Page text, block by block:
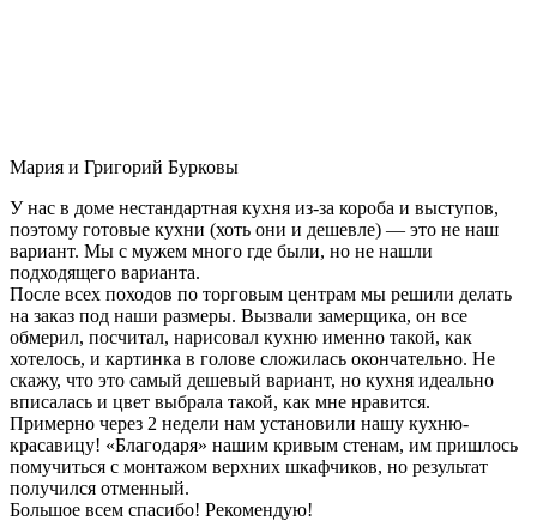
Мария и Григорий Бурковы
У нас в доме нестандартная кухня из-за короба и выступов,
поэтому готовые кухни (хоть они и дешевле) — это не наш
вариант. Мы с мужем много где были, но не нашли
подходящего варианта.
После всех походов по торговым центрам мы решили делать
на заказ под наши размеры. Вызвали замерщика, он все
обмерил, посчитал, нарисовал кухню именно такой, как
хотелось, и картинка в голове сложилась окончательно. Не
скажу, что это самый дешевый вариант, но кухня идеально
вписалась и цвет выбрала такой, как мне нравится.
Примерно через 2 недели нам установили нашу кухню-
красавицу! «Благодаря» нашим кривым стенам, им пришлось
помучиться с монтажом верхних шкафчиков, но результат
получился отменный.
Большое всем спасибо! Рекомендую!